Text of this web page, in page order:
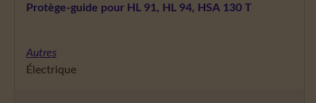
Protège-guide pour HL 91, HL 94, HSA 130 T
Autres
Électrique